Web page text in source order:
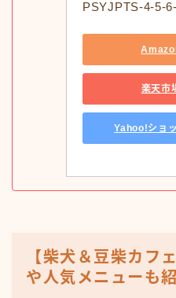
PSYJPTS-4-5-
楽天市
Yahoo!ショ
【柴犬＆豆柴カフ
や人気メニューも